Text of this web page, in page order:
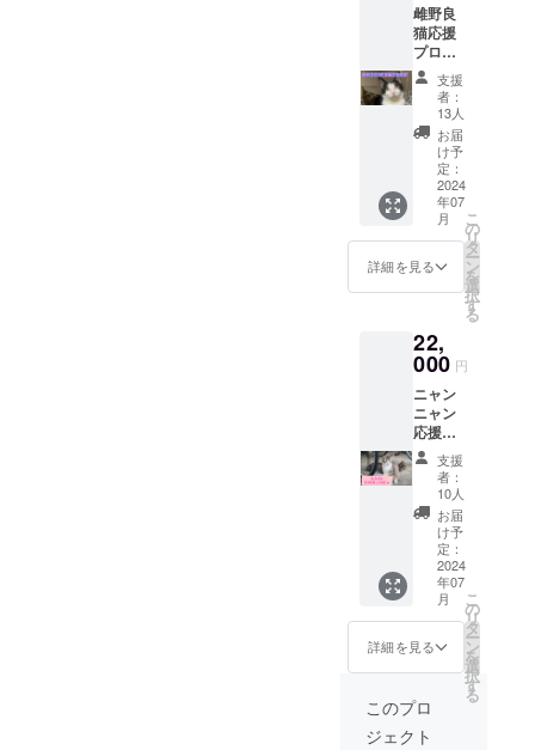
雌野良
猫応援
プロ
ジェク
ト 雌
猫1匹手
術でき
ます。
手術し
た子の
写真を
メール
にて送
らせて
いただ
きま
支援
者：
13人
お届
け予
定：
2024
年07
月
詳細を見る
こ
の
リ
タ
ー
ン
を
選
択
す
る
22,
000 円
ニャン
ニャン
応援プ
ロジェ
クト
雄猫1匹
雌猫1匹
手術で
きま
す。手
術した
子たち
の写真
をメー
ルにて
送らせ
ていた
だきま
す。
支援
者：
10人
お届
け予
定：
2024
年07
月
詳細を見る
こ
の
リ
タ
ー
ン
を
選
択
す
る
このプロ
ジェクト